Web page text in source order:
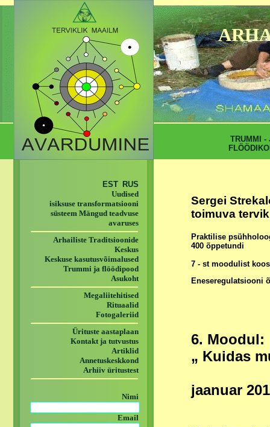
Sergei
toimuva
Praktilise
400 õppetundi
7 - st moodulist
Eneseregulatsiooni
6. Moodul:
„ Kuidas
jaanuar
EST RUS
Uudised
isiksuse transformatsiooni
süsteem Mängud teadvuse
avaruses
Arhailiste Traditsioonide
Keskus
Keskuse kasutusvõimalused
Trummi ja flöödipood
Asukoht
Megaliitehitised
Rituaalid
Fotogaleriid
Ürituste aastaplaan
Kontakt ja tutvustus
Artiklid
Annetuskeskkond
Arhiiv üritustest
Nimi
Email
TRUMMI -